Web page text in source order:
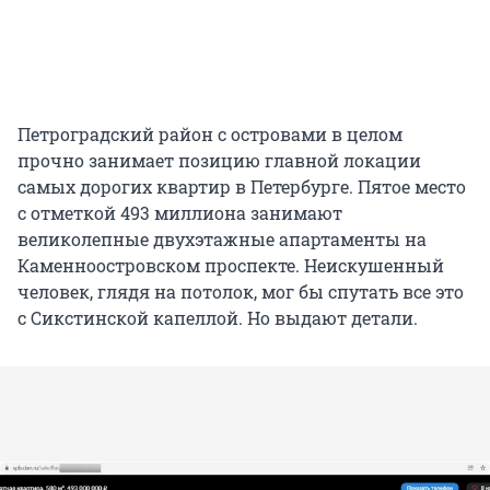
Петроградский район с островами в целом
прочно занимает позицию главной локации
самых дорогих квартир в Петербурге. Пятое место
с отметкой 493 миллиона занимают
великолепные двухэтажные апартаменты на
Каменноостровском проспекте. Неискушенный
человек, глядя на потолок, мог бы спутать все это
с Сикстинской капеллой. Но выдают детали.